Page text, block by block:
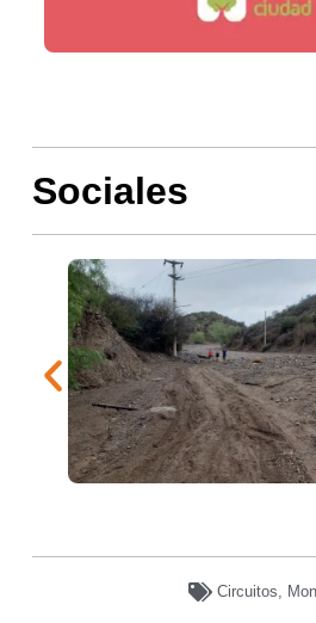
Sociales
Circuitos,